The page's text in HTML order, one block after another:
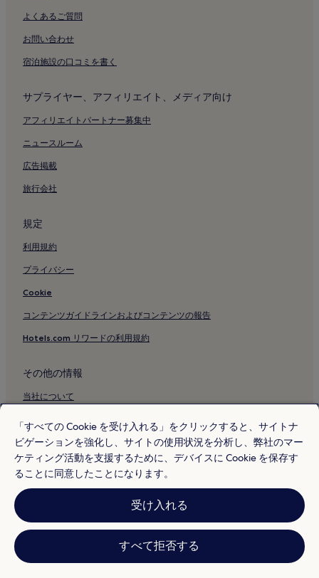
よくあるご質問
お問い合わせ
宿泊施設の口コミを書く
サプライヤー、アフィリエイト、メディア向け
アフィリエイトパートナー募集中
ニュースルーム
広告掲載
旅行会社
規定
利用規約
プライバシー
Cookie
コンテンツガイドラインおよびコンテンツの報告
Hotels.com リワードの利用規約
その他の情報
当社について
旅行ガイド
Hotels.com リワード
* 一部のホテルは、チェックイン日の 24 時間以上前までにキャンセルす
ることを条件としています。詳細はウェブサイトでご覧ください。
© 2026 Hotels.com, L.P., an Expedia Group company. All rights reserved.
Hotels.com および Hotels.com のロゴは、Hotels.com, L.P. の商標または
「すべての Cookie を受け入れる」をクリックすると、サイトナ
ビゲーションを強化し、サイトの使用状況を分析し、弊社のマー
ケティング活動を支援するために、デバイスに Cookie を保存す
ることに同意したことになります。
受け入れる
すべて拒否する